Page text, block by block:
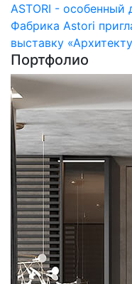
ASTORI - особенный
Фабрика Astori
выставку
Портфолио